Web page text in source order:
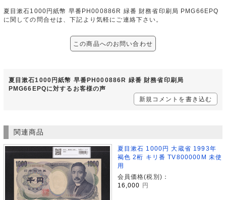
夏目漱石1000円紙幣 早番PH000886R 緑番 財務省印刷局 PMG66EPQ
に関しての問合せは、下記より気軽にご連絡下さい。
この商品へのお問い合わせ
夏目漱石1000円紙幣 早番PH000886R 緑番 財務省印刷局
PMG66EPQに対するお客様の声
新規コメントを書き込む
関連商品
夏目漱石 1000円 大蔵省 1993年
褐色 2桁 キリ番 TV800000M 未使
用
会員価格(税別)：
16,000
円